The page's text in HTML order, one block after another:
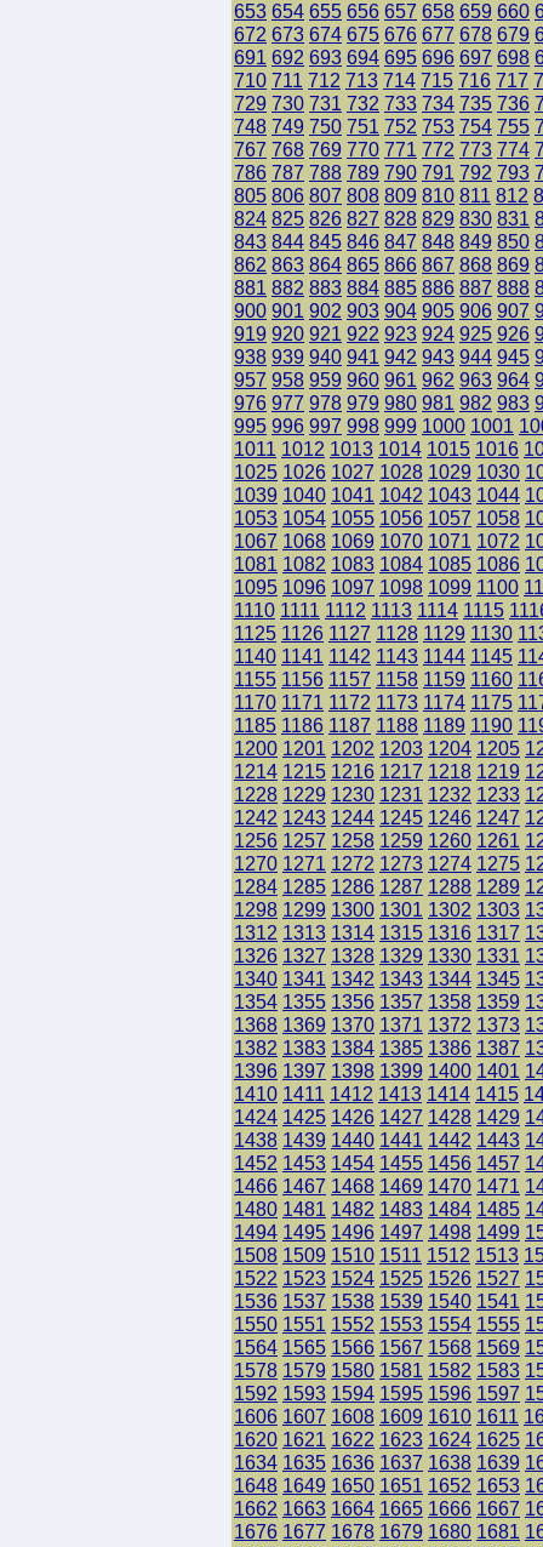
653 654 655 656 657 658 659 660
672 673 674 675 676 677 678 679
691 692 693 694 695 696 697 698
710 711 712 713 714 715 716 717
729 730 731 732 733 734 735 736
748 749 750 751 752 753 754 755
767 768 769 770 771 772 773 774
786 787 788 789 790 791 792 793
805 806 807 808 809 810 811 812
824 825 826 827 828 829 830 831
843 844 845 846 847 848 849 850
862 863 864 865 866 867 868 869
881 882 883 884 885 886 887 888
900 901 902 903 904 905 906 907
919 920 921 922 923 924 925 926
938 939 940 941 942 943 944 945
957 958 959 960 961 962 963 964
976 977 978 979 980 981 982 983
995 996 997 998 999 1000 1001
1011 1012 1013 1014 1015 1016
1025 1026 1027 1028 1029 1030
1039 1040 1041 1042 1043 1044
1053 1054 1055 1056 1057 1058
1067 1068 1069 1070 1071 1072
1081 1082 1083 1084 1085 1086
1095 1096 1097 1098 1099 1100
1110 1111 1112 1113 1114 1115
1125 1126 1127 1128 1129 1130
1140 1141 1142 1143 1144 1145
1155 1156 1157 1158 1159 1160
1170 1171 1172 1173 1174 1175
1185 1186 1187 1188 1189 1190
1200 1201 1202 1203 1204 1205
1214 1215 1216 1217 1218 1219
1228 1229 1230 1231 1232 1233
1242 1243 1244 1245 1246 1247
1256 1257 1258 1259 1260 1261
1270 1271 1272 1273 1274 1275
1284 1285 1286 1287 1288 1289
1298 1299 1300 1301 1302 1303
1312 1313 1314 1315 1316 1317
1326 1327 1328 1329 1330 1331
1340 1341 1342 1343 1344 1345
1354 1355 1356 1357 1358 1359
1368 1369 1370 1371 1372 1373
1382 1383 1384 1385 1386 1387
1396 1397 1398 1399 1400 1401
1410 1411 1412 1413 1414 1415
1424 1425 1426 1427 1428 1429
1438 1439 1440 1441 1442 1443
1452 1453 1454 1455 1456 1457
1466 1467 1468 1469 1470 1471
1480 1481 1482 1483 1484 1485
1494 1495 1496 1497 1498 1499
1508 1509 1510 1511 1512 1513
1522 1523 1524 1525 1526 1527
1536 1537 1538 1539 1540 1541
1550 1551 1552 1553 1554 1555
1564 1565 1566 1567 1568 1569
1578 1579 1580 1581 1582 1583
1592 1593 1594 1595 1596 1597
1606 1607 1608 1609 1610 1611
1620 1621 1622 1623 1624 1625
1634 1635 1636 1637 1638 1639
1648 1649 1650 1651 1652 1653
1662 1663 1664 1665 1666 1667
1676 1677 1678 1679 1680 1681